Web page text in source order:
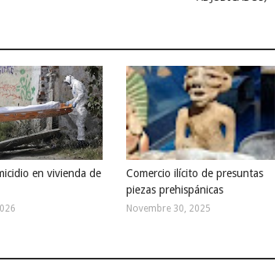
en vivienda de
Comercio ilícito de presuntas
piezas prehispánicas
Novembre 30, 2025